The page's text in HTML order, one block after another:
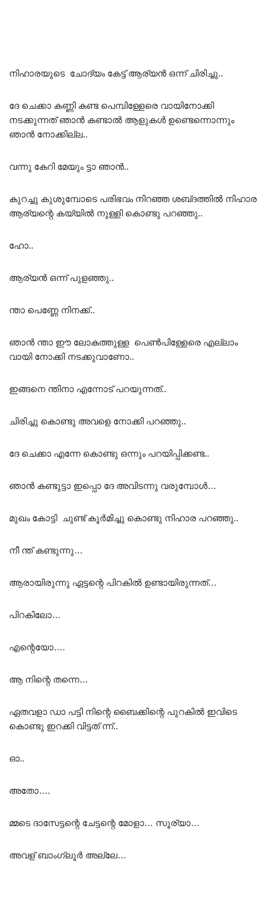
നിഹാരയുടെ ചോദ്യം കേട്ട് ആര്യൻ ഒന്ന് ചിരിച്ചു..
ദേ ചെക്കാ കണ്ണി കണ്ട പെമ്പിള്ളേരെ വായിനോക്കി
നടക്കുന്നത് ഞാൻ കണ്ടാൽ ആളുകൾ ഉണ്ടെന്നൊന്നും
ഞാൻ നോക്കില്ല..
വന്നു കേറി മേയും ട്ടാ ഞാൻ..
കുറച്ചു കുശുമ്പോടെ പരിഭവം നിറഞ്ഞ ശബ്‌ദത്തിൽ നിഹാര
ആര്യന്റെ കയ്യിൽ നുള്ളി കൊണ്ടു പറഞ്ഞു..
ഹോ..
ആര്യൻ ഒന്ന് പുളഞ്ഞു..
ന്താ പെണ്ണേ നിനക്ക്..
ഞാൻ ന്താ ഈ ലോകത്തുള്ള പെൺപിള്ളേരെ എല്ലാം
വായി നോക്കി നടക്കുവാണോ..
ഇങ്ങനെ ന്തിനാ എന്നോട് പറയുന്നത്..
ചിരിച്ചു കൊണ്ടു അവളെ നോക്കി പറഞ്ഞു..
ദേ ചെക്കാ എന്നേ കൊണ്ടു ഒന്നും പറയിപ്പിക്കണ്ട..
ഞാൻ കണ്ടുട്ടാ ഇപ്പൊ ദേ അവിടന്നു വരുമ്പോൾ…
മുഖം കോട്ടി ചുണ്ട് കൂർമിച്ചു കൊണ്ടു നിഹാര പറഞ്ഞു..
നീ ന്ത് കണ്ടുന്നു…
ആരായിരുന്നു ഏട്ടന്റെ പിറകിൽ ഉണ്ടായിരുന്നത്…
പിറകിലോ…
എന്റെയോ….
ആ നിന്റെ തന്നെ…
ഏതവളാ ഡാ പട്ടി നിന്റെ ബൈക്കിന്റെ പുറകിൽ ഇവിടെ
കൊണ്ടു ഇറക്കി വിട്ടത് ന്ന്..
ഓ..
അതോ….
മ്മടെ ദാസേട്ടന്റെ ചേട്ടന്റെ മോളാ… സൂര്യാ…
അവള് ബാംഗ്ലൂർ അല്ലേ…